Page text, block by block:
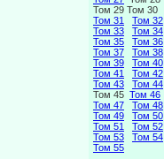
Том 29 Том 30
Том 31
Том 32
Том 33
Том 34
Том 35
Том 36
Том 37
Том 38
Том 39
Том 40
Том 41
Том 42
Том 43
Том 44
Том 45 Том 46
Том 47
Том 48
Том 49
Том 50
Том 51
Том 52
Том 53
Том 54
Том 55